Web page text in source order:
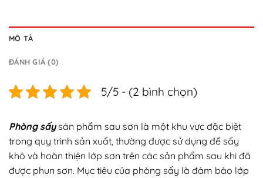
MÔ TẢ
ĐÁNH GIÁ (0)
5/5 - (2 bình chọn)
Phòng sấysản phẩm sau sơn là một khu vực đặc biệt
trong quy trình sản xuất, thường được sử dụng để sấy
khô và hoàn thiện lớp sơn trên các sản phẩm sau khi đã
được phun sơn. Mục tiêu của phòng sấy là đảm bảo lớp